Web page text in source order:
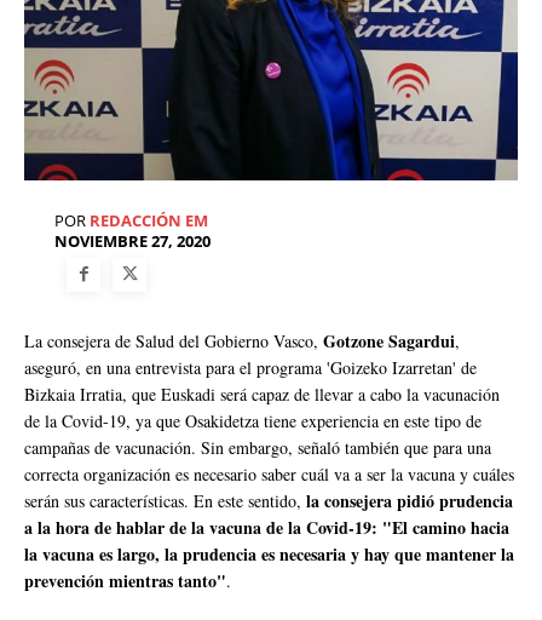
POR REDACCIÓN EM
NOVIEMBRE 27, 2020
La consejera de Salud del Gobierno Vasco, Gotzone Sagardui,
aseguró, en una entrevista para el programa 'Goizeko Izarretan' de
Bizkaia Irratia, que Euskadi será capaz de llevar a cabo la vacunación
de la Covid-19, ya que Osakidetza tiene experiencia en este tipo de
campañas de vacunación. Sin embargo, señaló también que para una
correcta organización es necesario saber cuál va a ser la vacuna y cuáles
serán sus características. En este sentido, la consejera pidió prudencia
a la hora de hablar de la vacuna de la Covid-19: "El camino hacia
la vacuna es largo, la prudencia es necesaria y hay que mantener la
prevención mientras tanto".